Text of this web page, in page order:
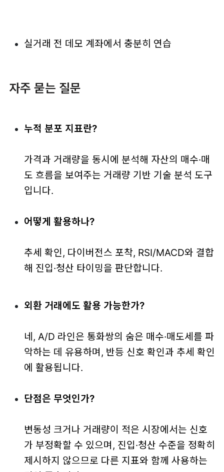
실거래 전 데모 계좌에서 충분히 연습
자주 묻는 질문
누적 분포 지표란?
가격과 거래량을 동시에 분석해 자산의 매수·매
도 흐름을 보여주는 거래량 기반 기술 분석 도구
입니다.
어떻게 활용하나?
추세 확인, 다이버전스 포착, RSI/MACD와 결합
해 진입·청산 타이밍을 판단합니다.
외환 거래에도 활용 가능한가?
네, A/D 라인은 통화쌍의 숨은 매수·매도세를 파
악하는 데 유용하며, 반등 신호 확인과 추세 확인
에 활용됩니다.
단점은 무엇인가?
변동성 크거나 거래량이 적은 시장에서는 신호
가 부정확할 수 있으며, 진입·청산 수준을 정확히
제시하지 않으므로 다른 지표와 함께 사용하는